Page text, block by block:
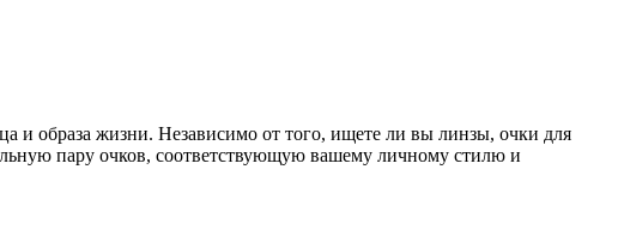
и образа жизни. Независимо от того, ищете ли вы линзы, очки для
пару очков, соответствующую вашему личному стилю и